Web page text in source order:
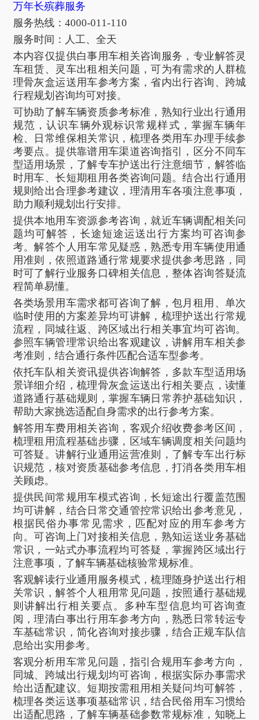
万年长殡葬服务
服务热线：4000-011-110
服务时间：人工、全天
本内容仅提供白事用车相关咨询服务，专业解答灵
车租赁、灵车出租相关问题，可为有需求的人群梳
理骨灰盒运送用车参考方案，省内出行咨询、跨城
行程规划咨询均可对接。
可协助了解车辆资质参考标准，熟知行业出行通用
规范，认识车辆外观标识常规样式，掌握车辆年
检、日常维保相关常识，梳理各类用车办理手续参
考要点。提供靠谱用车渠道咨询指引，区分不同车
型适用场景，了解专车护送出行注意细节，解答临
时用车、长短期租用各类咨询问题。结合出行通用
规则给出合理参考建议，理清用车各项注意事项，
助力顺利规划出行安排。
提供本地用车资源参考咨询，就近车辆调配相关问
题均可解答，长途短途运送出行方案均可咨询参
考。解答个人用车常见疑惑，熟悉专用车辆使用通
用准则，依照道路通行常规要求提供参考思路，同
时可了解行业服务口碑相关信息，整体咨询答疑流
程简单易懂。
各类场景用车需求都可咨询了解，包月租用、单次
临时使用的方案差异均可讲解，梳理护送出行常规
流程，同城往返、跨区域出行相关事宜均可咨询。
参照车辆管理常识给出客观建议，讲解用车相关参
考准则，结合通行条件匹配合适车型参考。
依托车队相关资讯提供咨询解答，多款车型适用场
景详细介绍，梳理骨灰盒运送出行相关要点，读懂
道路通行基础规则，掌握车辆日常养护基础知识，
帮助大家挑选适配自身需求的出行参考方案。
解答用车费用相关咨询，客观介绍收费参考区间，
梳理租用流程基础步骤，区域车辆调度相关问题均
可答疑。讲解行业通用运营准则，了解专车出行标
识规范，核对资质基础参考信息，打消各类用车相
关顾虑。
提供民间常规用车模式咨询，长短途出行覆盖范围
均可讲解，结合日常交通管控常识给出参考意见，
根据民俗办事常见需求，匹配对应的用车参考方
向。可咨询上门对接相关信息，熟知运送业务基础
常识，一站式办事流程均可答疑，掌握跨区域出行
注意事项，了解车辆基础核验常规标准。
客观解读行业通用服务模式，梳理随身护送出行相
关常识，解答个人租用常见问题，按照通行基础规
则讲解出行相关要点。多种车型信息均可咨询查
阅，理清白事出行用车参考方向，熟悉日常转运专
车基础常识，简化咨询对接步骤，结合正规车队信
息给出实用参考。
客观分析用车常见问题，指引合规用车参考方向，
同城、跨城出行规划均可咨询，根据实际办事需求
给出适配建议。短期按需租用相关疑问均可解答，
梳理各类运送事项基础常识，结合民俗用车习惯给
出适配思路，了解车辆基础参数常规标准，知晓上